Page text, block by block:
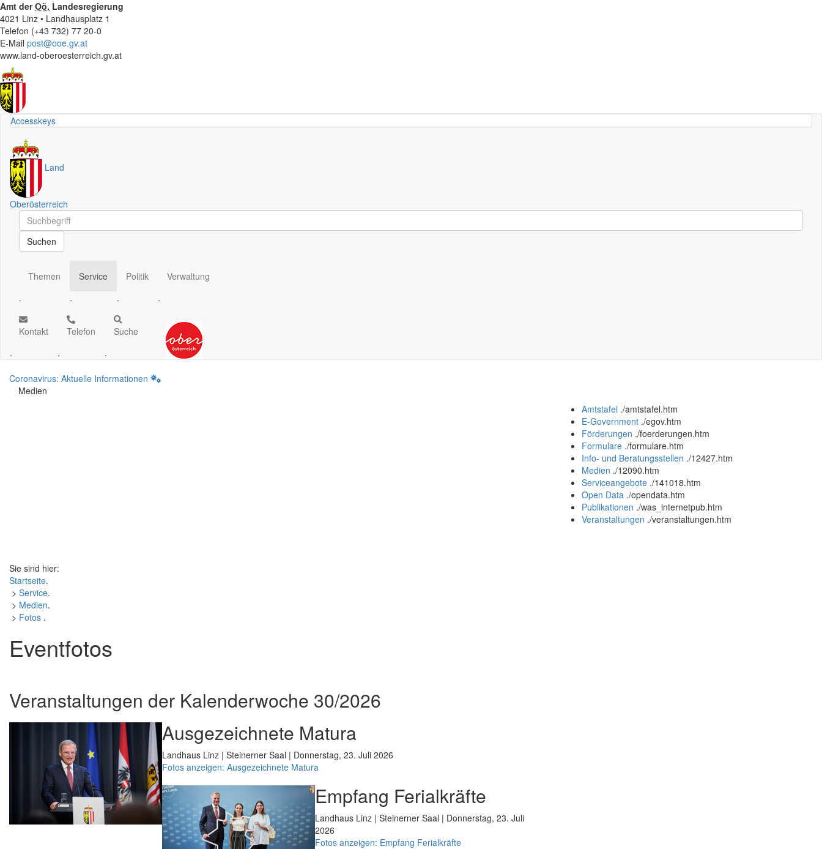
Amt derOö. Landesregierung
4021 Linz • Landhausplatz 1
Telefon (+43 732) 77 20-0
E-Mail post@ooe.gv.at
www.land-oberoesterreich.gv.at
Accesskeys
Land
Oberösterreich
Schnellsuche
Schnellsuche
Suchen
Themen
.
Service
.
Politik
.
Verwaltung
.
Kontakt
.
Telefon
.
Suche
.
Coronavirus: Aktuelle Informationen
Medien
Amtstafel ./amtstafel.htm
E-Government ./egov.htm
Förderungen ./foerderungen.htm
Formulare ./formulare.htm
Info- und Beratungsstellen ./12427.htm
Medien ./12090.htm
Serviceangebote ./141018.htm
Open Data ./opendata.htm
Publikationen ./was_internetpub.htm
Veranstaltungen ./veranstaltungen.htm
Sie sind hier:
Startseite.
> Service.
> Medien.
> Fotos .
Eventfotos
Veranstaltungen der Kalenderwoche 30/2026
Ausgezeichnete Matura
Landhaus Linz | Steinerner Saal | Donnerstag, 23. Juli 2026
Fotos anzeigen: Ausgezeichnete Matura
Empfang Ferialkräfte
Landhaus Linz | Steinerner Saal | Donnerstag, 23. Juli
2026
Fotos anzeigen: Empfang Ferialkräfte